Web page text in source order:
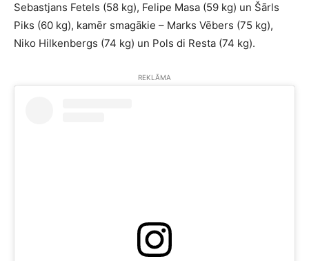
Sebastjans Fetels (58 kg), Felipe Masa (59 kg) un Šārls
Piks (60 kg), kamēr smagākie – Marks Vēbers (75 kg),
Niko Hilkenbergs (74 kg) un Pols di Resta (74 kg).
REKLĀMA